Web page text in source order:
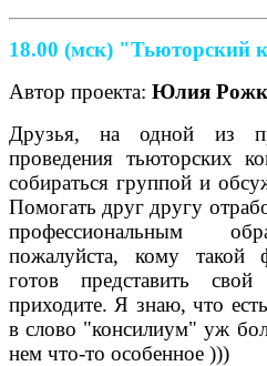
18.00 (мск) "Тьюторский
Автор проекта: Юлия
Друзья, на одной из
проведения тьюторских
собираться группой и
Помогать друг другу
профессиональным
пожалуйста, кому такой
готов представить
приходите. Я знаю, что
в слово "консилиум" уж
нем что-то особенное )))